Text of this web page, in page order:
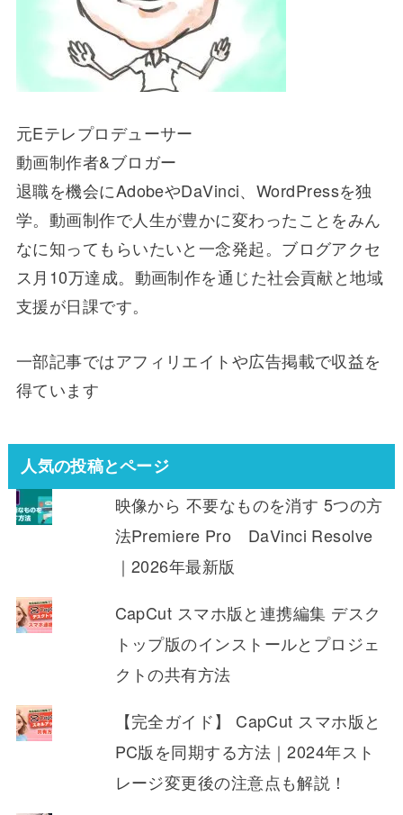
元Eテレプロデューサー
動画制作者&ブロガー
退職を機会にAdobeやDaVinci、WordPressを独
学。動画制作で人生が豊かに変わったことをみん
なに知ってもらいたいと一念発起。ブログアクセ
ス月10万達成。動画制作を通じた社会貢献と地域
支援が日課です。
一部記事ではアフィリエイトや広告掲載で収益を
得ています
人気の投稿とページ
映像から 不要なものを消す 5つの方
法Premiere Pro DaVinci Resolve
｜2026年最新版
CapCut スマホ版と連携編集 デスク
トップ版のインストールとプロジェ
クトの共有方法
【完全ガイド】 CapCut スマホ版と
PC版を同期する方法｜2024年スト
レージ変更後の注意点も解説！